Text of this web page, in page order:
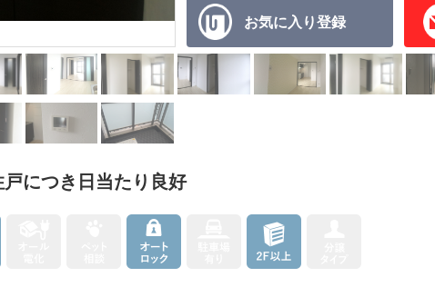
お気に入り登録
につき日当たり良好